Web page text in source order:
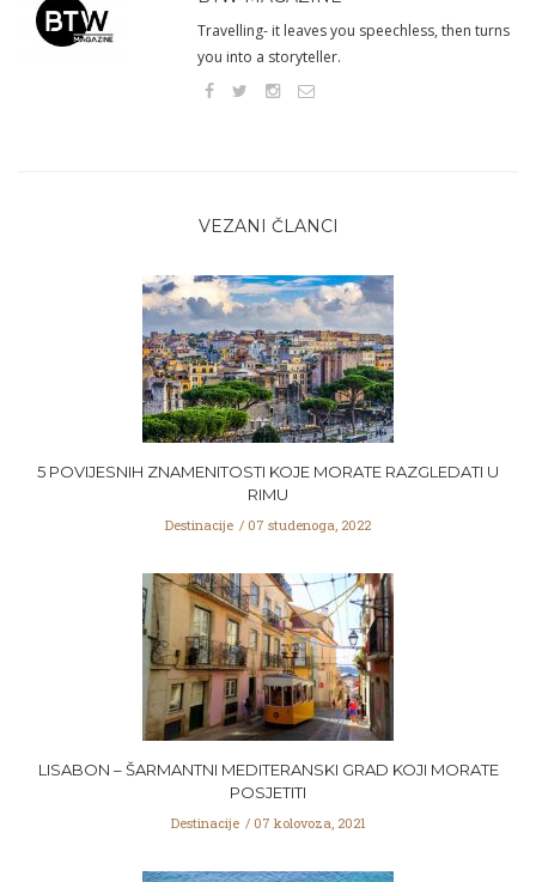
Travelling- it leaves you speechless, then turns
you into a storyteller.
VEZANI ČLANCI
5 POVIJESNIH ZNAMENITOSTI KOJE MORATE RAZGLEDATI U
RIMU
Destinacije 07 studenoga, 2022
LISABON – ŠARMANTNI MEDITERANSKI GRAD KOJI MORATE
POSJETITI
Destinacije 07 kolovoza, 2021